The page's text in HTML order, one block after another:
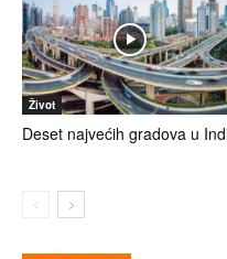
Život
Deset najvećih gradova u